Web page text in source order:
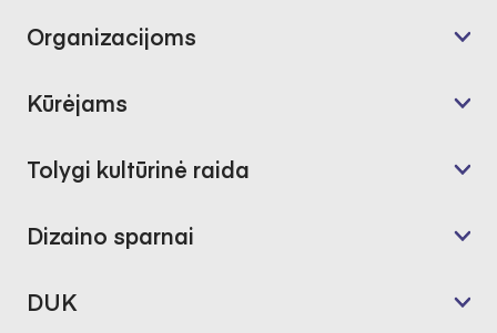
Organizacijoms
Kūrėjams
Tolygi kultūrinė raida
Dizaino sparnai
DUK